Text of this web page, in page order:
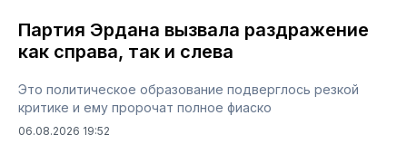
Партия Эрдана вызвала раздражение
как справа, так и слева
Это политическое образование подверглось резкой
критике и ему пророчат полное фиаско
06.08.2026 19:52